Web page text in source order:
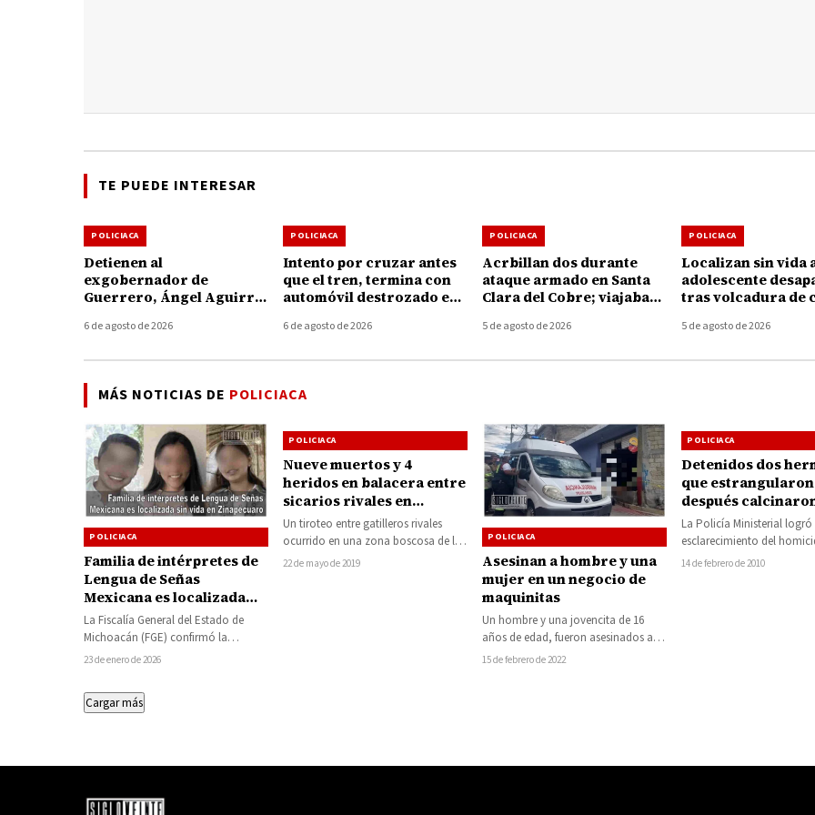
TE PUEDE INTERESAR
POLICIACA
Detienen al
exgobernador de
Guerrero, Ángel Aguirre,
encubrimiento en el caso
6 de agosto de 2026
POLICIACA
Intento por cruzar antes
que el tren, termina con
automóvil destrozado en
6 de agosto de 2026
POLICIACA
Acrbillan dos durante
ataque armado en Santa
Clara del Cobre; viajaban
placas de Texas
5 de agosto de 2026
POLICIACA
Localizan sin vida
adolescente
tras volcadura de
5 de agosto de 2026
MÁS NOTICIAS DE POLICIACA
POLICIACA
Familia de intérpretes de
Lengua de Señas
Mexicana es localizada
sin vida en Zinapécuaro
La Fiscalía General del Estado de
Michoacán (FGE) confirmó la
localización sin vida de Víctor
23 de enero de 2026
POLICIACA
Nueve muertos y 4
heridos en balacera entre
sicarios rivales en
Arroyo Colorado
Un tiroteo entre gatilleros rivales
ocurrido en una zona boscosa de la
población de Arroyo Colorado,
22 de mayo de 2019
POLICIACA
Asesinan a hombre y una
mujer en un negocio de
maquinitas
Un hombre y una jovencita de 16
años de edad, fueron asesinados a
balazos la tarde de este…
15 de febrero de 2022
POLICIACA
Detenidos dos
que
después
gasolina a su
de parranda
La Policía Ministerial logró
esclarecimiento del
agravio de un cortador de
14 de febrero de 2010
Cargar más